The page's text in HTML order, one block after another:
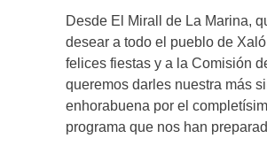
Desde El Mirall de La Marina,
desear a todo el pueblo de
felices fiestas y a la Comisión
queremos darles nuestra más
enhorabuena por el
programa que nos han